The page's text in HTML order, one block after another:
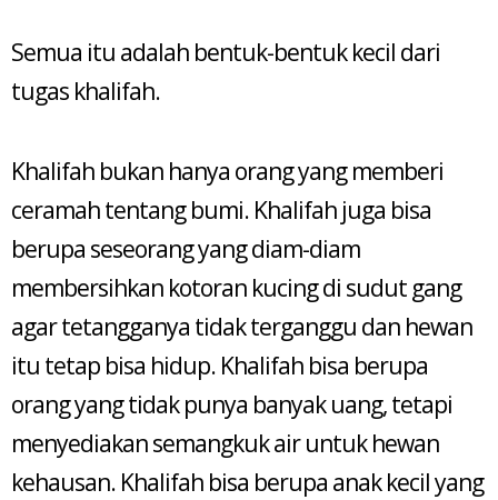
Semua itu adalah bentuk-bentuk kecil dari
tugas khalifah.
Khalifah bukan hanya orang yang memberi
ceramah tentang bumi. Khalifah juga bisa
berupa seseorang yang diam-diam
membersihkan kotoran kucing di sudut gang
agar tetangganya tidak terganggu dan hewan
itu tetap bisa hidup. Khalifah bisa berupa
orang yang tidak punya banyak uang, tetapi
menyediakan semangkuk air untuk hewan
kehausan. Khalifah bisa berupa anak kecil yang